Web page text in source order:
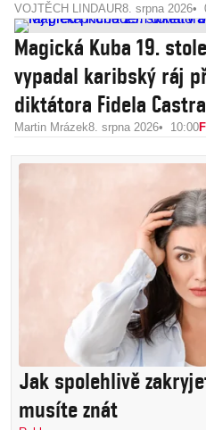
VOJTĚCH LINDAUR8. srpna 2026
Magická Kuba 19.
vypadal karibský ráj
diktátora Fidela Castra
Martin Mrázek8. srpna 2026 10:00
Jak spolehlivě
musíte znát